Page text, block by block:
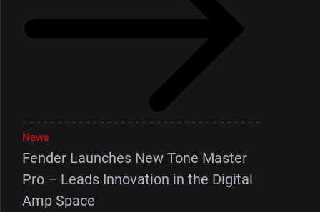
News
Fender Launches New Tone Master
Pro – Leads Innovation in the Digital
Amp Space